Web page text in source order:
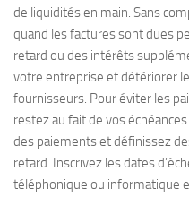
de liquidités en main. Sans
quand les factures sont dues
retard ou des intérêts
votre entreprise et détériorer
fournisseurs. Pour éviter les
restez au fait de vos
des paiements et définissez
retard. Inscrivez les dates
téléphonique ou informatique